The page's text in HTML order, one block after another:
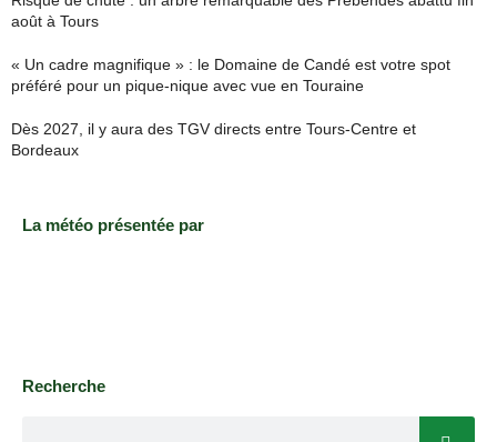
août à Tours
« Un cadre magnifique » : le Domaine de Candé est votre spot
préféré pour un pique-nique avec vue en Touraine
Dès 2027, il y aura des TGV directs entre Tours-Centre et
Bordeaux
La météo présentée par
Recherche